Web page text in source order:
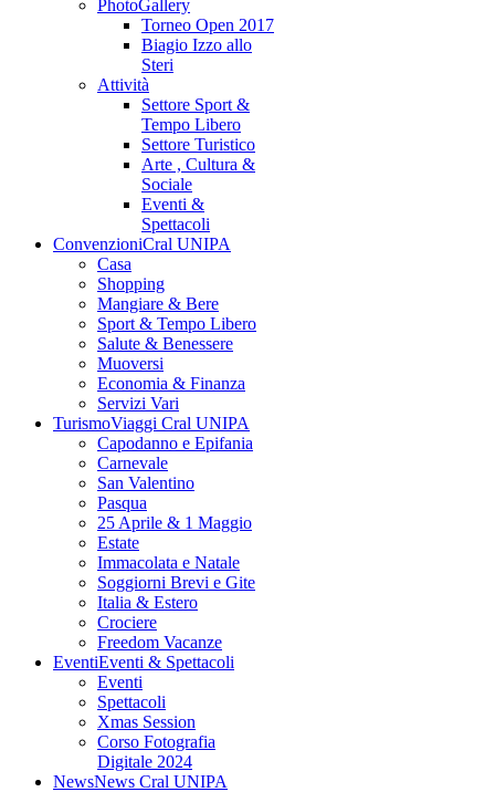
PhotoGallery
Torneo Open 2017
Biagio Izzo allo
Steri
Attività
Settore Sport &
Tempo Libero
Settore Turistico
Arte , Cultura &
Sociale
Eventi &
Spettacoli
ConvenzioniCral UNIPA
Casa
Shopping
Mangiare & Bere
Sport & Tempo Libero
Salute & Benessere
Muoversi
Economia & Finanza
Servizi Vari
TurismoViaggi Cral UNIPA
Capodanno e Epifania
Carnevale
San Valentino
Pasqua
25 Aprile & 1 Maggio
Estate
Immacolata e Natale
Soggiorni Brevi e Gite
Italia & Estero
Crociere
Freedom Vacanze
EventiEventi & Spettacoli
Eventi
Spettacoli
Xmas Session
Corso Fotografia
Digitale 2024
NewsNews Cral UNIPA